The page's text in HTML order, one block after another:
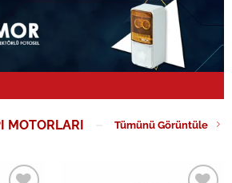
MOTORLARI Tümünü Görüntüle